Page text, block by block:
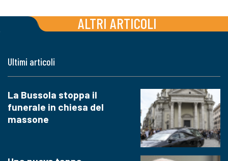
ALTRI ARTICOLI
Ultimi articoli
La Bussola stoppa il
funerale in chiesa del
massone